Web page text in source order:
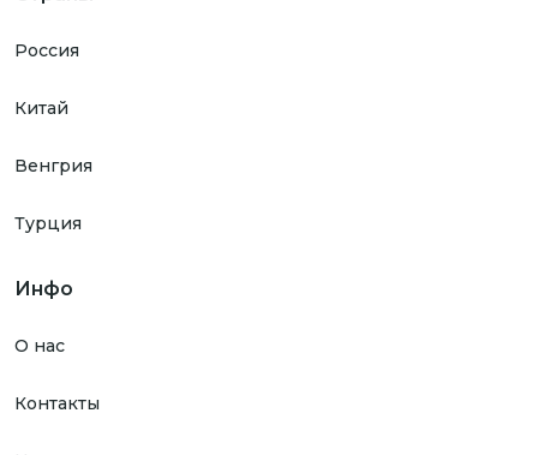
Россия
Китай
Венгрия
Турция
Инфо
О нас
Контакты